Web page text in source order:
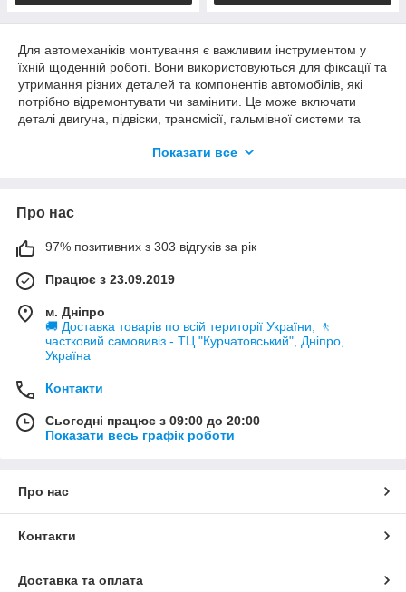
Для автомеханіків монтування є важливим інструментом у
їхній щоденній роботі. Вони використовуються для фіксації та
утримання різних деталей та компонентів автомобілів, які
потрібно відремонтувати чи замінити. Це може включати
деталі двигуна, підвіски, трансмісії, гальмівної системи та
Монтування для автомеханіків часто мають спеціальні
додаткові функції, такі як механізми швидкої фіксації або
Без монтувань автомеханіки можуть зіткнутися з труднощами
у процесі ремонту автомобілів, оскільки деякі деталі можуть
бути важко утримувати у потрібному положенні під час
роботи з ними. Монтування забезпечують надійне та міцне
кріплення, яке дозволяє механікам виконувати свою роботу
безпечно та ефективно.
Показати все
Про нас
97% позитивних з 303 відгуків за рік
Працює з 23.09.2019
м. Дніпро
🚚 Доставка товарів по всій території України, 🚶
частковий самовивіз - ТЦ "Курчатовський", Дніпро,
Україна
Контакти
Сьогодні працює з 09:00 до 20:00
Показати весь графік роботи
Про нас
Контакти
Доставка та оплата